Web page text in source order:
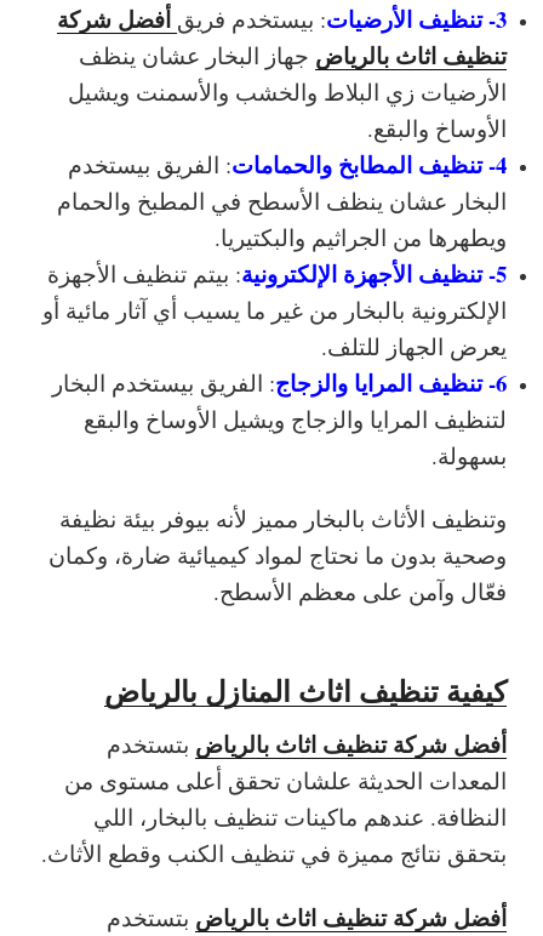
3- تنظيف الأرضيات : بيستخدم فريق أفضل شركة
تنظيف اثاث بالرياض جهاز البخار عشان ينظف
الأرضيات زي البلاط والخشب والأسمنت ويشيل
الأوساخ والبقع.
4- تنظيف المطابخ والحمامات
: الفريق بيستخدم
البخار عشان ينظف الأسطح في المطبخ والحمام
ويطهرها من الجراثيم والبكتيريا.
5- تنظيف الأجهزة الإلكترونية
: بيتم تنظيف الأجهزة
الإلكترونية بالبخار من غير ما يسيب أي آثار مائية أو
يعرض الجهاز للتلف.
6- تنظيف المرايا والزجاج
: الفريق بيستخدم البخار
لتنظيف المرايا والزجاج ويشيل الأوساخ والبقع
بسهولة.
وتنظيف الأثاث بالبخار مميز لأنه بيوفر بيئة نظيفة
وصحية بدون ما نحتاج لمواد كيميائية ضارة، وكمان
فعّال وآمن على معظم الأسطح.
كيفية تنظيف اثاث المنازل بالرياض
أفضل شركة تنظيف اثاث بالرياض بتستخدم
المعدات الحديثة علشان تحقق أعلى مستوى من
النظافة. عندهم ماكينات تنظيف بالبخار، اللي
بتحقق نتائج مميزة في تنظيف الكنب وقطع الأثاث.
أفضل شركة تنظيف اثاث بالرياض بتستخدم